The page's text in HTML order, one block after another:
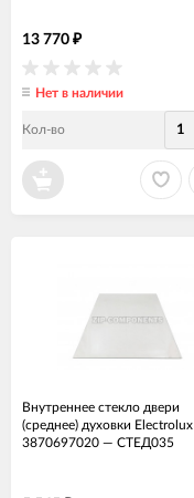
13 770 ₽
Нет в наличии
Кол-во
Внутреннее стекло двери
(среднее) духовки Electrolux
3870697020 — СТЕД035